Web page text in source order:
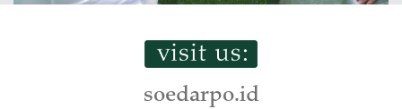
soedarpo.id